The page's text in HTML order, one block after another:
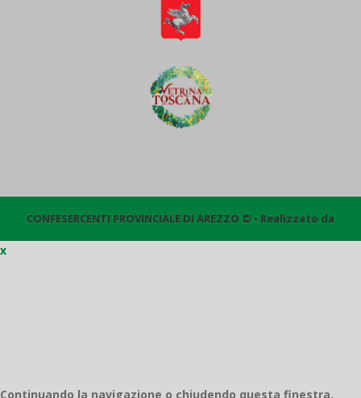
CONFESERCENTI PROVINCIALE DI AREZZO © - Realizzato da
x
Continuando la navigazione o chiudendo questa finestra,